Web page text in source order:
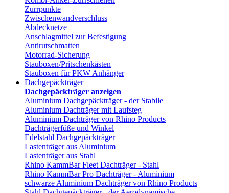
Zurrpunkte
Zwischenwandverschluss
Abdecknetze
Anschlagmittel zur Befestigung
Antirutschmatten
Motorrad-Sicherung
Stauboxen/Pritschenkästen
Stauboxen für PKW Anhänger
Dachgepäckträger
Dachgepäckträger anzeigen
Aluminium Dachgepäckträger - der Stabile
Aluminium Dachträger mit Laufsteg
Aluminium Dachträger von Rhino Products
Dachträgerfüße und Winkel
Edelstahl Dachgepäckträger
Lastenträger aus Aluminium
Lastenträger aus Stahl
Rhino KammBar Fleet Dachträger - Stahl
Rhino KammBar Pro Dachträger - Aluminium
schwarze Aluminium Dachträger von Rhino Products